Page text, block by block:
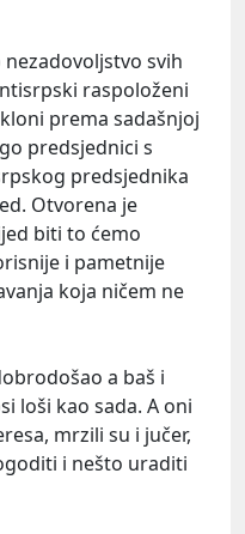
svih
raspoloženi
prema sadašnjoj
predsjednici s
predsjednika
Otvorena je
biti to ćemo
i pametnije
koja ničem ne
a baš i
loši kao sada. A oni
mrzili su i jučer,
i nešto uraditi